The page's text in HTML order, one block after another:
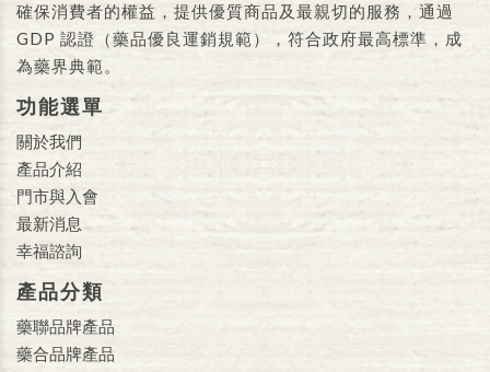
確保消費者的權益，提供優質商品及最親切的服務，通過
GDP 認證（藥品優良運銷規範），符合政府最高標準，成
為藥界典範。
功能選單
關於我們
產品介紹
門市與入會
最新消息
幸福諮詢
產品分類
藥聯品牌產品
藥合品牌產品